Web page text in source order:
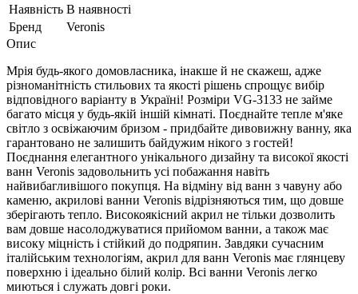
Наявність В наявності
Бренд
Veronis
Опис
Мрія будь-якого домовласника, інакше й не скажеш, адже
різноманітність стильових та якості рішень спрощує вибір
відповідного варіанту в Україні! Розміри VG-3133 не займе
багато місця у будь-якій іншій кімнаті. Поєднайте тепле м'яке
світло з освіжаючим бризом - придбайте дивовижну ванну, яка
гарантовано не залишить байдужим нікого з гостей!
Поєднання елегантного унікального дизайну та високої якості
ванн Veronis задовольнить усі побажання навіть
найвибагливішого покупця. На відміну від ванн з чавуну або
каменю, акрилові ванни Veronis відрізняються тим, що довше
зберігають тепло. Високоякісний акрил не тільки дозволить
вам довше насолоджуватися прийомом ванни, а також має
високу міцність і стійкий до подряпин. Завдяки сучасним
італійським технологіям, акрил для ванн Veronis має глянцеву
поверхню і ідеально білий колір. Всі ванни Veronis легко
миються і служать довгі роки.